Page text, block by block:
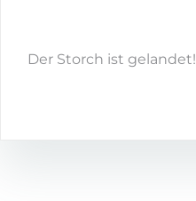
Der Storch ist gelandet!